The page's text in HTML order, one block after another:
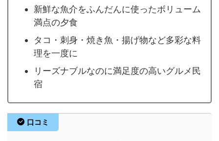
新鮮な魚介をふんだんに使ったボリューム
満点の夕食
タコ・刺身・焼き魚・揚げ物など多彩な料
理を一度に
リーズナブルなのに満足度の高いグルメ民
宿
口コミ